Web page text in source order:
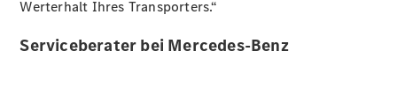
finden
Werterhalt Ihres Transporters.“
Serviceberater bei Mercedes-Benz